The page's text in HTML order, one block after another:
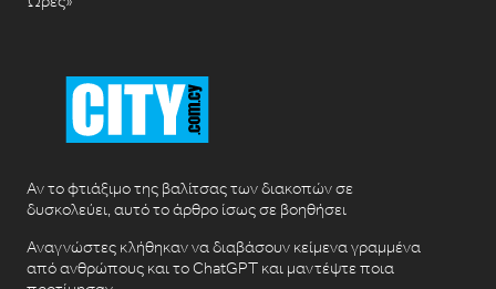
Αν το φτιάξιμο της βαλίτσας των διακοπών σε
δυσκολεύει, αυτό το άρθρο ίσως σε βοηθήσει
Αναγνώστες κλήθηκαν να διαβάσουν κείμενα γραμμένα
από ανθρώπους και το ChatGPT και μαντέψτε ποια